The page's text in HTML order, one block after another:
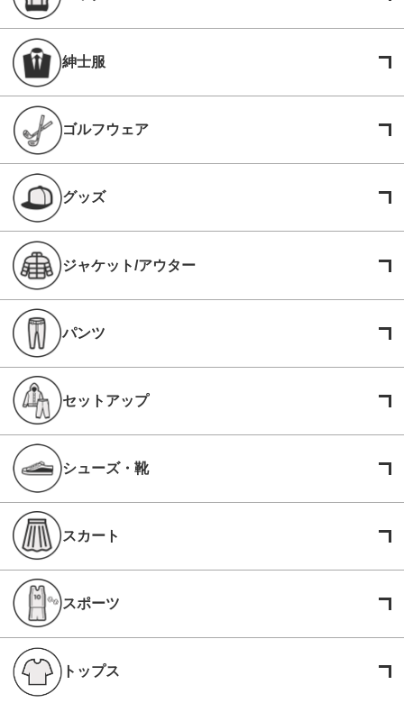
紳士服
ゴルフウェア
グッズ
ジャケット/アウター
パンツ
セットアップ
シューズ・靴
スカート
スポーツ
トップス